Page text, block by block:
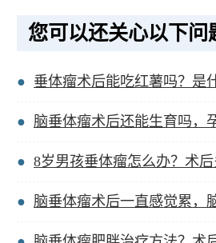
您可以还关心以下问
垂体瘤术后能吃红薯吗？是
脑垂体瘤术后还能生育吗，孕酮
8岁男孩垂体瘤怎么办？术后
脑垂体瘤术后一直感觉累，脑垂